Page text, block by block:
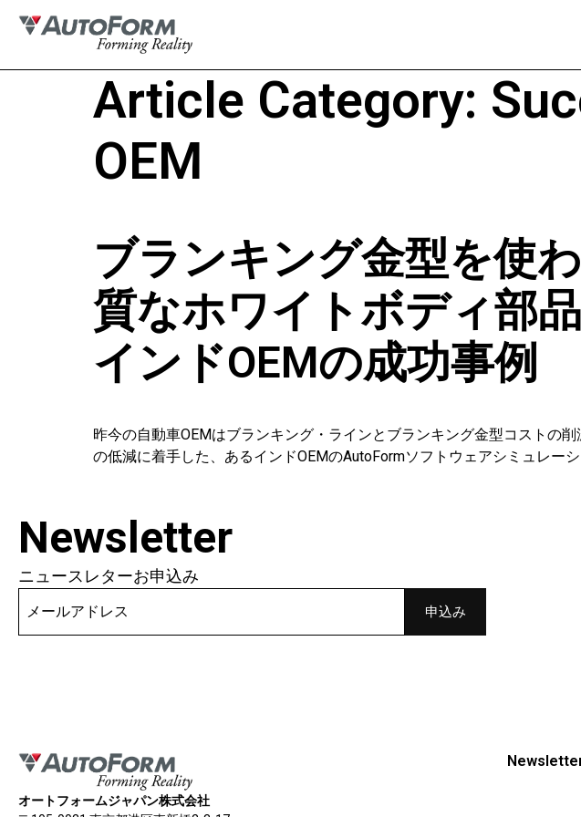
Article Category:
OEM
ブランキング金型を使
質なホワイトボディ部
インドOEMの成功事例
昨今の自動車OEMはブランキング・ラインとブランキング金型コストの
の低減に着手した、あるインドOEMのAutoFormソフトウェアシミュレー
Newsletter
ニュースレターお申込み
オートフォームジャパン株式会社